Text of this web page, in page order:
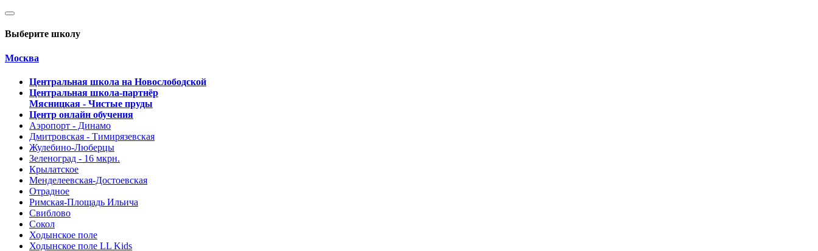
Выберите школу
Москва
Центральная школа на Новослободской
Центральная школа-партнёр
Мясницкая - Чистые пруды
Центр онлайн обучения
Аэропорт - Динамо
Дмитровская - Тимирязевская
Жулебино-Люберцы
Зеленоград - 16 мкрн.
Крылатское
Менделеевская-Достоевская
Отрадное
Римская-Площадь Ильича
Свиблово
Сокол
Ходынское поле
Ходынское поле LL Kids